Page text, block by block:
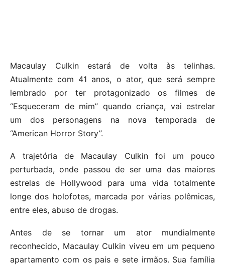
Macaulay Culkin estará de volta às telinhas.
Atualmente com 41 anos, o ator, que será sempre
lembrado por ter protagonizado os filmes de
“Esqueceram de mim” quando criança, vai estrelar
um dos personagens na nova temporada de
“American Horror Story”.
A trajetória de Macaulay Culkin foi um pouco
perturbada, onde passou de ser uma das maiores
estrelas de Hollywood para uma vida totalmente
longe dos holofotes, marcada por várias polêmicas,
entre eles, abuso de drogas.
Antes de se tornar um ator mundialmente
reconhecido, Macaulay Culkin viveu em um pequeno
apartamento com os pais e sete irmãos. Sua família